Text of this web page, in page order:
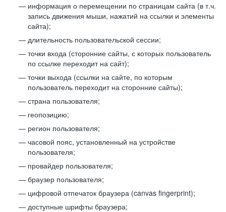
информация о перемещении по страницам сайта (в т.ч.
запись движения мыши, нажатий на ссылки и элементы
сайта);
длительность пользовательской сессии;
точки входа (сторонние сайты, с которых пользователь
по ссылке переходит на сайт);
точки выхода (ссылки на сайте, по которым
пользователь переходит на сторонние сайты);
страна пользователя;
геопозицию;
регион пользователя;
часовой пояс, установленный на устройстве
пользователя;
провайдер пользователя;
браузер пользователя;
цифровой отпечаток браузера (canvas fingerprint);
доступные шрифты браузера;